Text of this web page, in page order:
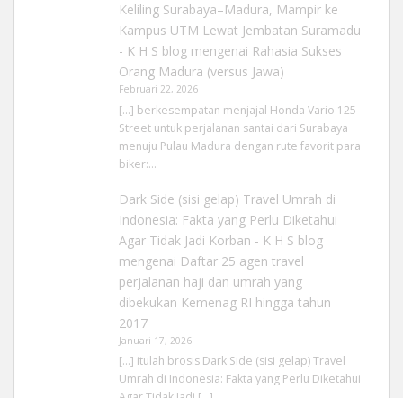
Keliling Surabaya–Madura, Mampir ke
Kampus UTM Lewat Jembatan Suramadu
- K H S blogmengenai Rahasia Sukses
Orang Madura (versus Jawa)
Februari 22, 2026
[…] berkesempatan menjajal Honda Vario 125
Street untuk perjalanan santai dari Surabaya
menuju Pulau Madura dengan rute favorit para
biker:…
Dark Side (sisi gelap) Travel Umrah di
Indonesia: Fakta yang Perlu Diketahui
Agar Tidak Jadi Korban - K H S blog
mengenai Daftar 25 agen travel
perjalanan haji dan umrah yang
dibekukan Kemenag RI hingga tahun
2017
Januari 17, 2026
[…] itulah brosis Dark Side (sisi gelap) Travel
Umrah di Indonesia: Fakta yang Perlu Diketahui